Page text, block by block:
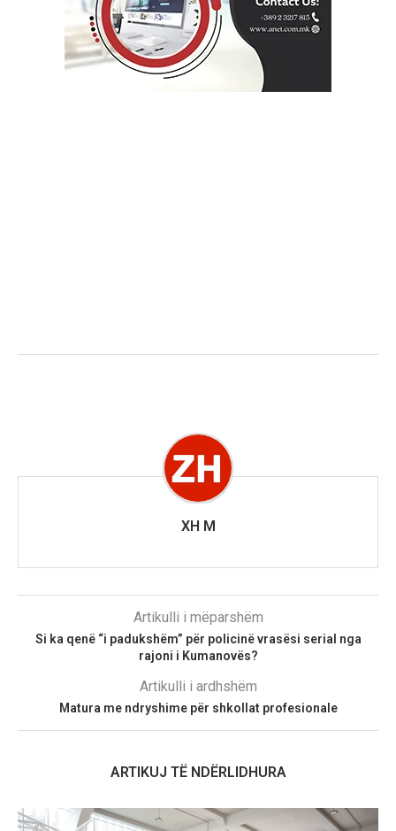
XH M
Artikulli i mëparshëm
Si ka qenë “i padukshëm” për policinë vrasësi serial nga
rajoni i Kumanovës?
Artikulli i ardhshëm
Matura me ndryshime për shkollat profesionale
ARTIKUJ TË NDËRLIDHURA